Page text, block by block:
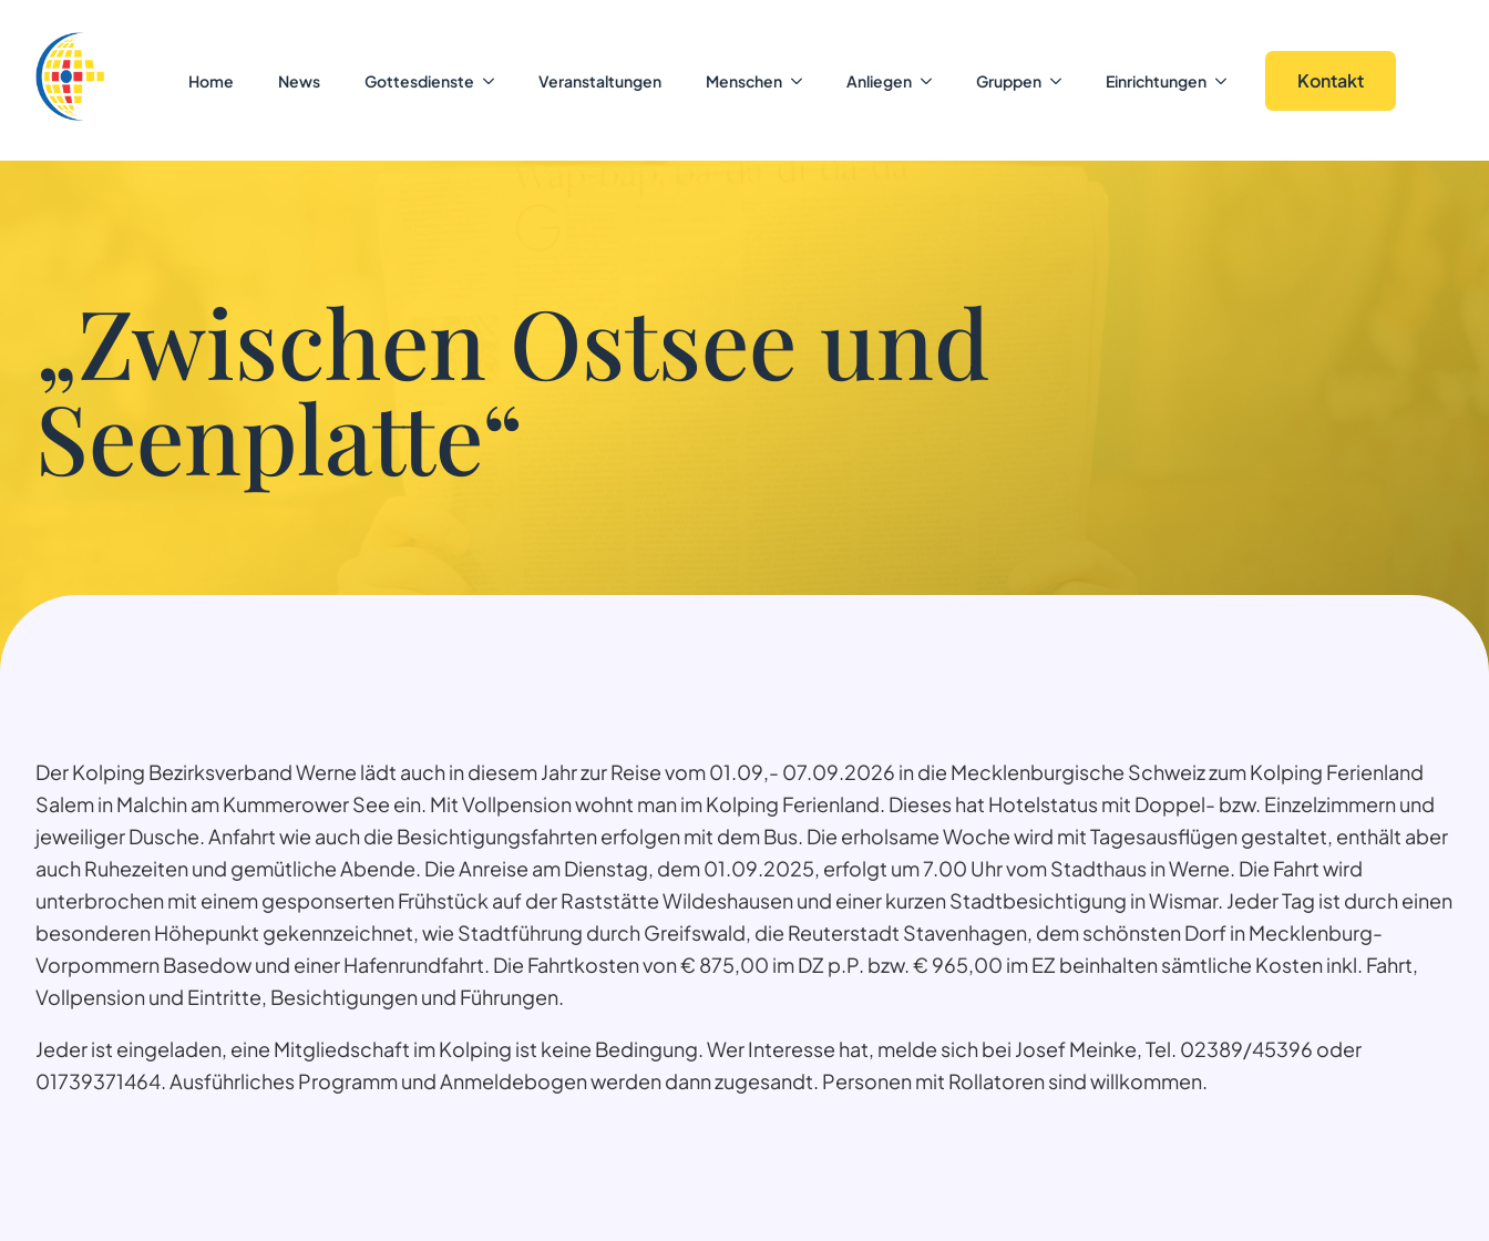
Home News Gottesdienste Veranstaltungen Menschen Anliegen Gruppen Einrichtungen Kontakt
„Zwischen Ostsee und
Seenplatte“
Der Kolping Bezirksverband Werne lädt auch in diesem Jahr zur Reise vom 01.09,- 07.09.2026 in die Mecklenburgische Schweiz zum Kolping Ferienland
Salem in Malchin am Kummerower See ein. Mit Vollpension wohnt man im Kolping Ferienland. Dieses hat Hotelstatus mit Doppel- bzw. Einzelzimmern und
jeweiliger Dusche. Anfahrt wie auch die Besichtigungsfahrten erfolgen mit dem Bus. Die erholsame Woche wird mit Tagesausflügen gestaltet, enthält aber
auch Ruhezeiten und gemütliche Abende. Die Anreise am Dienstag, dem 01.09.2025, erfolgt um 7.00 Uhr vom Stadthaus in Werne. Die Fahrt wird
unterbrochen mit einem gesponserten Frühstück auf der Raststätte Wildeshausen und einer kurzen Stadtbesichtigung in Wismar. Jeder Tag ist durch einen
besonderen Höhepunkt gekennzeichnet, wie Stadtführung durch Greifswald, die Reuterstadt Stavenhagen, dem schönsten Dorf in Mecklenburg-
Vorpommern Basedow und einer Hafenrundfahrt. Die Fahrtkosten von € 875,00 im DZ p.P. bzw. € 965,00 im EZ beinhalten sämtliche Kosten inkl. Fahrt,
Vollpension und Eintritte, Besichtigungen und Führungen.
Jeder ist eingeladen, eine Mitgliedschaft im Kolping ist keine Bedingung. Wer Interesse hat, melde sich bei Josef Meinke, Tel. 02389/45396 oder
01739371464. Ausführliches Programm und Anmeldebogen werden dann zugesandt. Personen mit Rollatoren sind willkommen.